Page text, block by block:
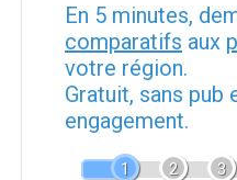
En 5 minutes,
comparatifs aux
votre région.
Gratuit, sans pub
engagement.
1 2 3